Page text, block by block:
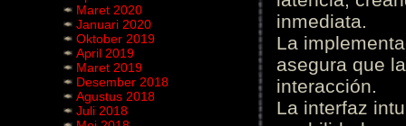
Maret 2020
Januari 2020
Oktober 2019
April 2019
Maret 2019
Desember 2018
Agustus 2018
Juli 2018
inmediata.
La
asegura que
interacción.
La interfaz